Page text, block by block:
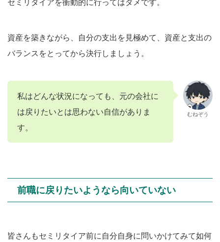
資産を築きながら、自分の支出を見極めて、資産と支出の
バランスをとってから決行しましょう。
私はどんな状況になっても、元の会社に
は戻りたいとは思わない自信がありま
す。
むねぞう
前職に戻りたいようなら向いていない
皆さんもセミリタイア前に自分自身に問いかけてみて如何